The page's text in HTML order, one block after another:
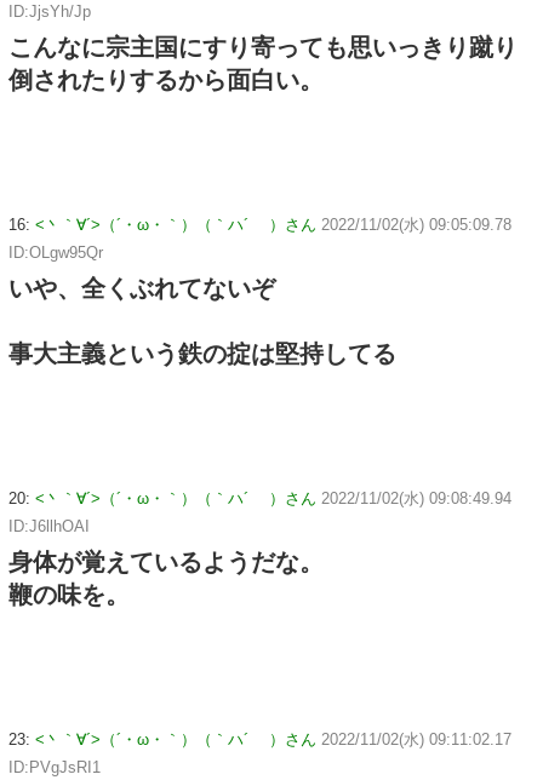
ID:JjsYh/Jp
こんなに宗主国にすり寄っても思いっきり蹴り
倒されたりするから面白い。
16: <丶｀∀´>（´・ω・｀）（｀ハ´ ）さん 2022/11/02(水) 09:05:09.78
ID:OLgw95Qr
いや、全くぶれてないぞ
事大主義という鉄の掟は堅持してる
20: <丶｀∀´>（´・ω・｀）（｀ハ´ ）さん 2022/11/02(水) 09:08:49.94
ID:J6llhOAI
身体が覚えているようだな。
鞭の味を。
23: <丶｀∀´>（´・ω・｀）（｀ハ´ ）さん 2022/11/02(水) 09:11:02.17
ID:PVgJsRI1